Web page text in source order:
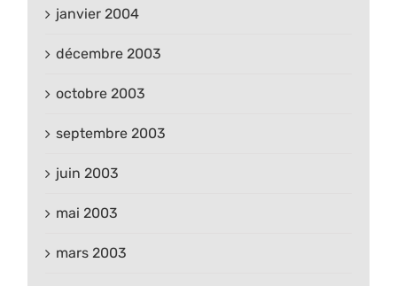
janvier 2004
décembre 2003
octobre 2003
septembre 2003
juin 2003
mai 2003
mars 2003